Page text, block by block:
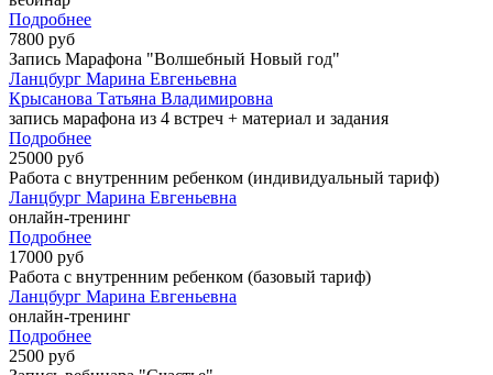
Подробнее
7800 руб
Запись Марафона "Волшебный Новый год"
Ланцбург Марина Евгеньевна
Крысанова Татьяна Владимировна
запись марафона из 4 встреч + материал и задания
Подробнее
25000 руб
Работа с внутренним ребенком (индивидуальный тариф)
Ланцбург Марина Евгеньевна
онлайн-тренинг
Подробнее
17000 руб
Работа с внутренним ребенком (базовый тариф)
Ланцбург Марина Евгеньевна
онлайн-тренинг
Подробнее
2500 руб